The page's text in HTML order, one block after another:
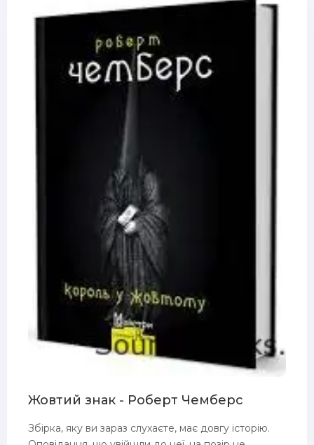
Жовтий знак - Роберт Чемберс
Збірка, яку ви зараз слухаєте, має довгу історію.